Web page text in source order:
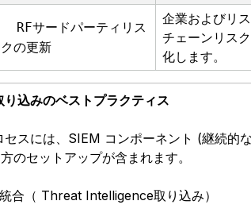
RFサードパーティリス
クの更新
企業およびリ
チェーンリス
化します。
り込みのベストプラクティス
セスには、SIEM コンポーネント (継続的
のセットアップが含まれます。
合（ Threat Intelligence取り込み）